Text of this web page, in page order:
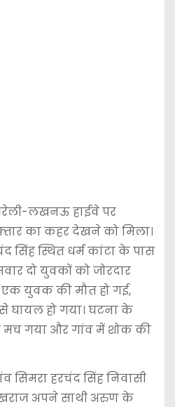
लखनऊ हाईवे पर
का कहर देखने को मिला।
सिंह स्थित धर्म कांटा के पास
दो युवकों को जोरदार
एक युवक की मौत हो गई,
घायल हो गया। घटना के
मच गया और गांव में शोक की
सिमरा हरचंद सिंह निवासी
अपने साथी अरुण के